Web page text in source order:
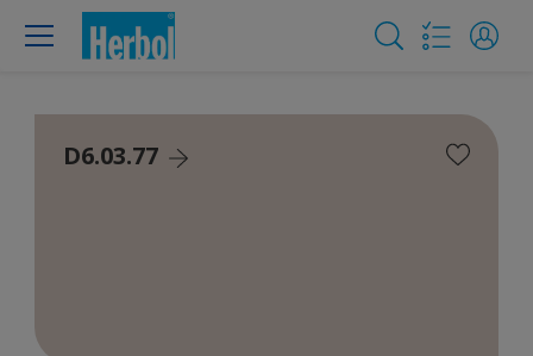
D6.03.77